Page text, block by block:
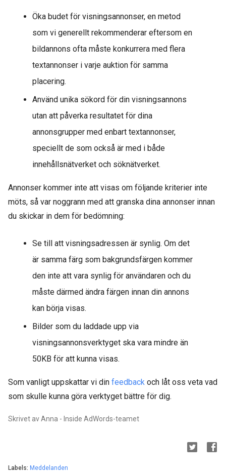
Öka budet för visningsannonser, en metod
som vi generellt rekommenderar eftersom en
bildannons ofta måste konkurrera med flera
textannonser i varje auktion för samma
placering.
Använd unika sökord för din visningsannons
utan att påverka resultatet för dina
annonsgrupper med enbart textannonser,
speciellt de som också är med i både
innehållsnätverket och söknätverket.
Annonser kommer inte att visas om följande kriterier inte
möts, så var noggrann med att granska dina annonser innan
du skickar in dem för bedömning:
Se till att visningsadressen är synlig. Om det
är samma färg som bakgrundsfärgen kommer
den inte att vara synlig för användaren och du
måste därmed ändra färgen innan din annons
kan börja visas.
Bilder som du laddade upp via
visningsannonsverktyget ska vara mindre än
50KB för att kunna visas.
Som vanligt uppskattar vi din feedback och låt oss veta vad
som skulle kunna göra verktyget bättre för dig.
Skrivet av Anna - Inside AdWords-teamet
Labels: Meddelanden